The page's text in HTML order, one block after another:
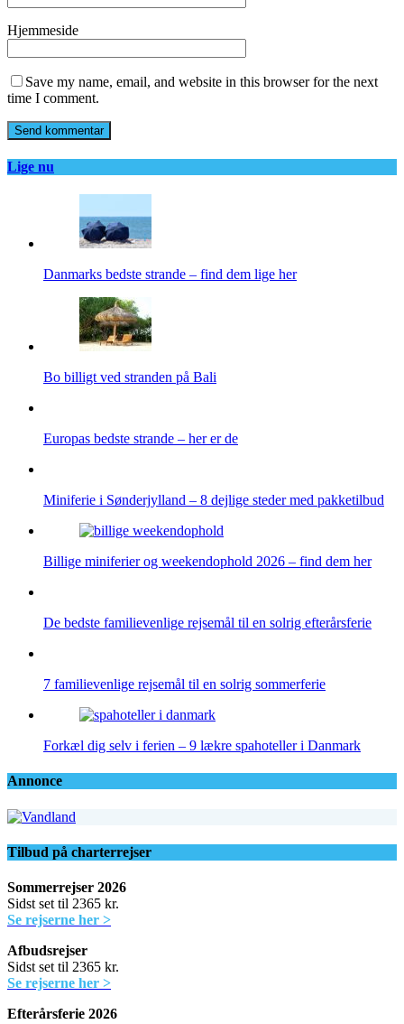
Hjemmeside
Save my name, email, and website in this browser for the next
time I comment.
Lige nu
Danmarks bedste strande – find dem lige her
Bo billigt ved stranden på Bali
Europas bedste strande – her er de
Miniferie i Sønderjylland – 8 dejlige steder med pakketilbud
Billige miniferier og weekendophold 2026 – find dem her
De bedste familievenlige rejsemål til en solrig efterårsferie
7 familievenlige rejsemål til en solrig sommerferie
Forkæl dig selv i ferien – 9 lækre spahoteller i Danmark
Annonce
Tilbud på charterrejser
Sommerrejser 2026
Sidst set til 2365 kr.
Se rejserne her >
Afbudsrejser
Sidst set til 2365 kr.
Se rejserne her >
Efterårsferie 2026